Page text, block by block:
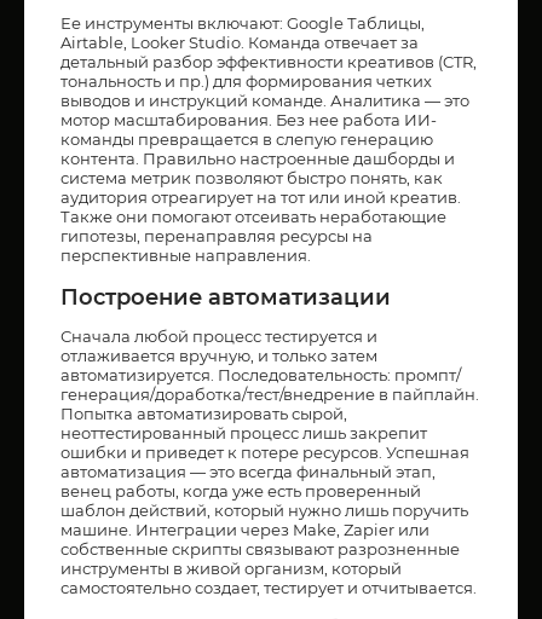
Ее инструменты включают: Google Таблицы,
Airtable, Looker Studio. Команда отвечает за
детальный разбор эффективности креативов (CTR,
тональность и пр.) для формирования четких
выводов и инструкций команде. Аналитика — это
мотор масштабирования. Без нее работа ИИ-
команды превращается в слепую генерацию
контента. Правильно настроенные дашборды и
система метрик позволяют быстро понять, как
аудитория отреагирует на тот или иной креатив.
Также они помогают отсеивать неработающие
гипотезы, перенаправляя ресурсы на
перспективные направления.
Построение автоматизации
Сначала любой процесс тестируется и
отлаживается вручную, и только затем
автоматизируется. Последовательность: промпт/
генерация/доработка/тест/внедрение в пайплайн.
Попытка автоматизировать сырой,
неоттестированный процесс лишь закрепит
ошибки и приведет к потере ресурсов. Успешная
автоматизация — это всегда финальный этап,
венец работы, когда уже есть проверенный
шаблон действий, который нужно лишь поручить
машине. Интеграции через Make, Zapier или
собственные скрипты связывают разрозненные
инструменты в живой организм, который
самостоятельно создает, тестирует и отчитывается.